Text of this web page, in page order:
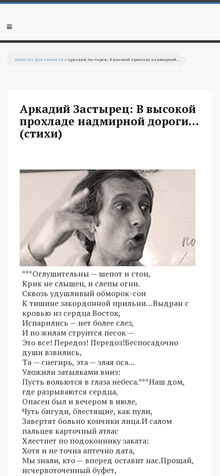
Перейти к основному содержанию
Мобильное
Повестка Дня »Новости » Аркадий Застырец: В высокой прохладе надмирной...
Аркадий Застырец: В высокой
прохладе надмирной дороги…
(стихи)
***Оглушительны — шепот и стон,
Крик не слышен, и слепы огни.
Сквозь удушливый обморок-сон
К тишине закордонной прильни…Выдран с
кровью из сердца Восток,
Испарились — нет более слез,
И по жилам струится песок —
Это все! Передоз! Передоз!Беспосадочно
души взвились,
Та — снегирь, эта — злая оса…
Уложили затылками вниз:
Пусть вольются в глаза небеса.***Наш дом,
где разрываются сердца,
Опасен был и вечером в июле,
Чуть бигуди, блестящие, как пули,
Завертят больно кончики лица.И салом
пальцев карточный атлас
Хлестнет по подоконнику заката:
Хотя и не точна аптечно дата,
Мы знали, кто — вперед оставит нас.Прощай,
исчервоточенный буфет,